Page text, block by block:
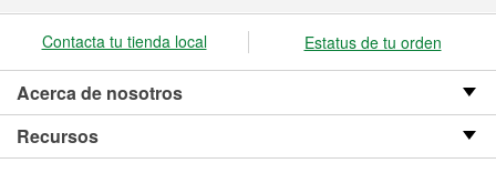
Contacta tu tienda local Estatus de tu orden
Acerca de nosotros
Recursos